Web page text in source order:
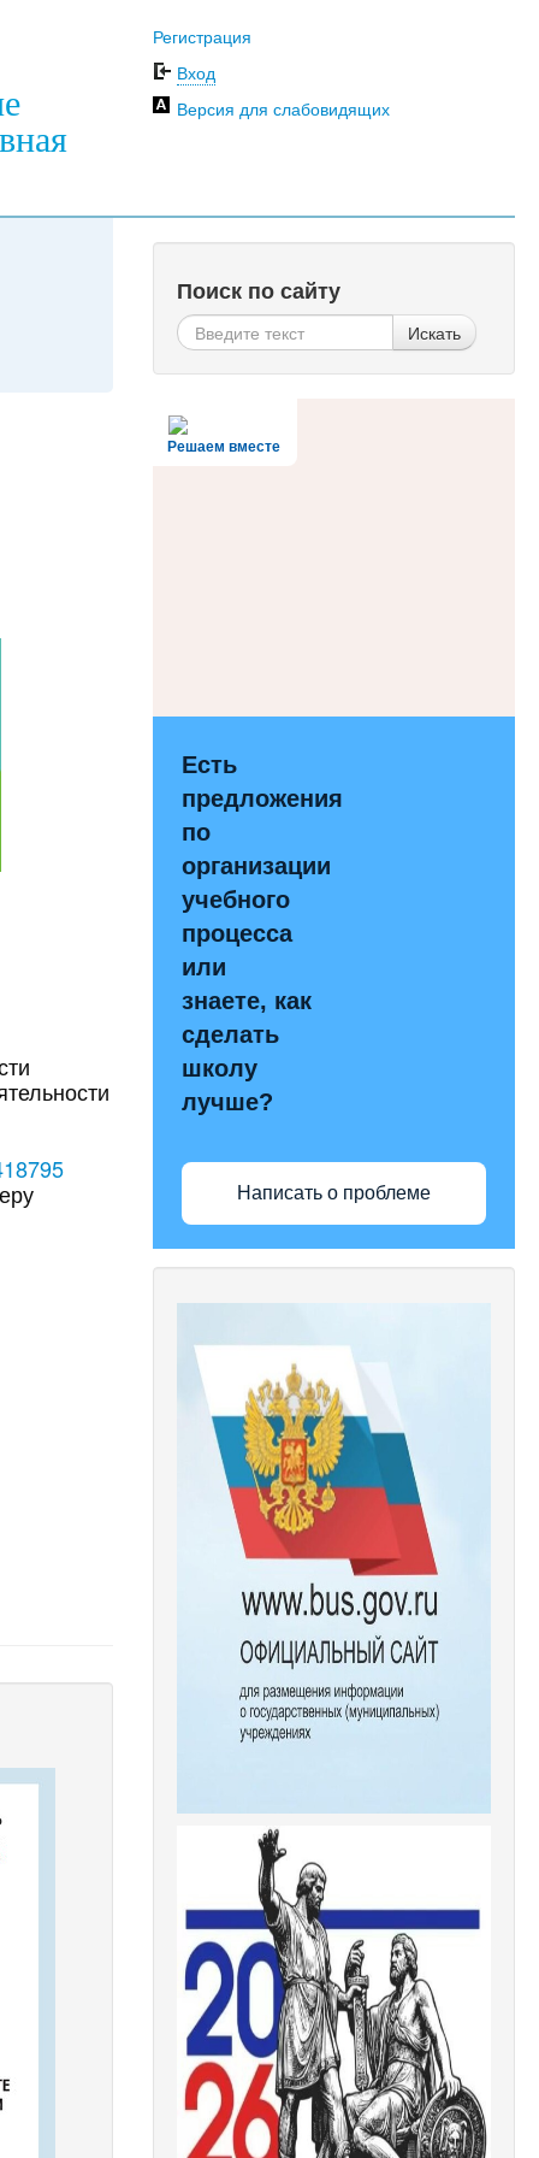
Регистрация
Вход
Версия для слабовидящих
Поиск по сайту
Искать
Решаем вместе
Есть
предложения
по
организации
учебного
процесса
или
знаете, как
сделать
школу
лучше?
Написать о проблеме